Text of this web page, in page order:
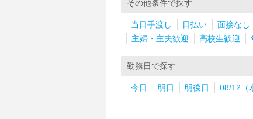
その他条件で探す
当日手渡し 日払い 面接なし
主婦・主夫歓迎
高校生歓迎
勤務日で探す
今日 明日 明後日 08/12（